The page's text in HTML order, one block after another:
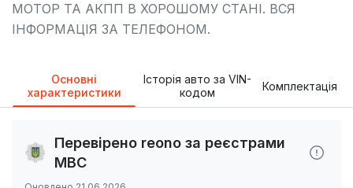
МОТОР ТА АКПП В ХОРОШОМУ СТАНІ. ВСЯ
ІНФОРМАЦІЯ ЗА ТЕЛЕФОНОМ.
Основні
характеристики
Історія авто за VIN-
кодом
Комплектація
Перевірено reono за реєстрами
МВС